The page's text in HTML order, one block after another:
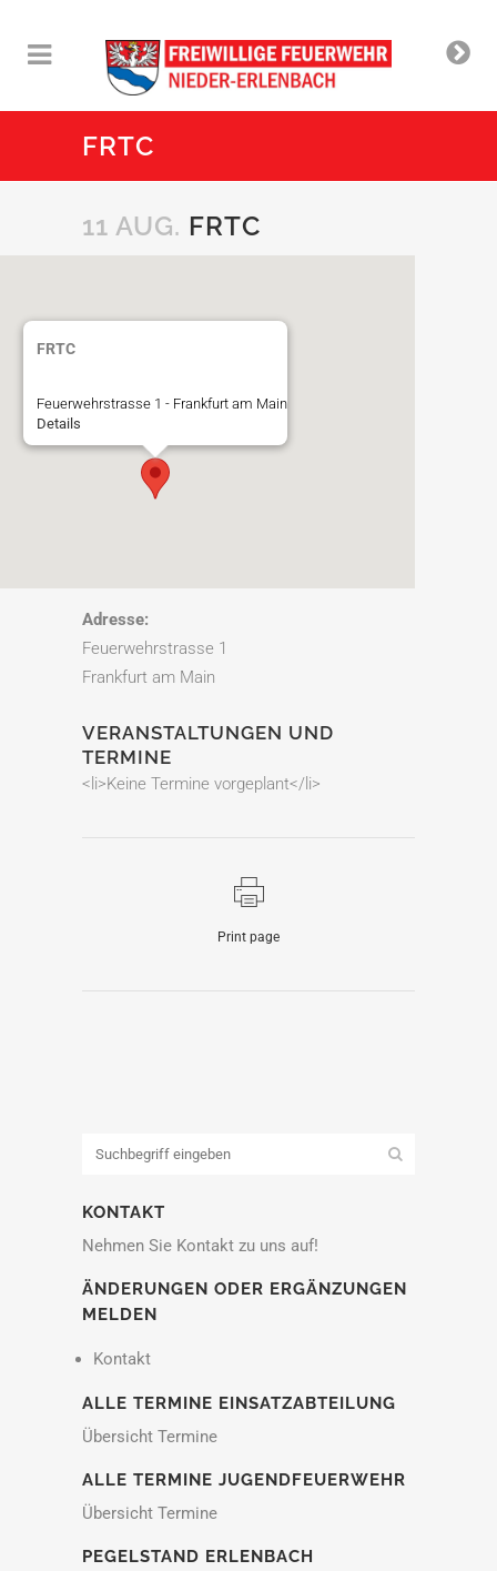
FRTC
11 AUG. FRTC
FRTC
Feuerwehrstrasse 1 - Frankfurt am Main
Details
Adresse:
Feuerwehrstrasse 1
Frankfurt am Main
VERANSTALTUNGEN UND
TERMINE
<li>Keine Termine vorgeplant</li>
Print page
KONTAKT
Nehmen Sie Kontakt zu uns auf!
ÄNDERUNGEN ODER ERGÄNZUNGEN
MELDEN
Kontakt
ALLE TERMINE EINSATZABTEILUNG
Übersicht Termine
ALLE TERMINE JUGENDFEUERWEHR
Übersicht Termine
PEGELSTAND ERLENBACH